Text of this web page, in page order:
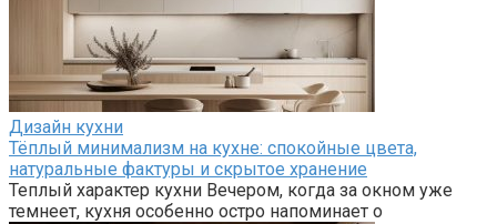
Дизайн кухни
Тёплый минимализм на кухне: спокойные цвета,
натуральные фактуры и скрытое хранение
Теплый характер кухни Вечером, когда за окном уже
темнеет, кухня особенно остро напоминает о